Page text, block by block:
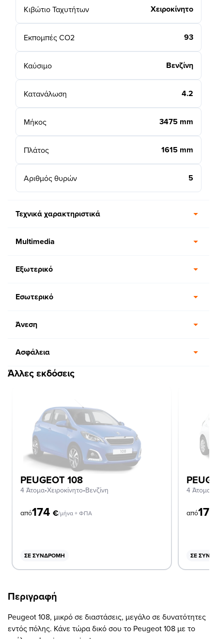
Κιβώτιο Ταχυτήτων Χειροκίνητο
Εκπομπές CO2 93
Καύσιμο Βενζίνη
Κατανάλωση 4.2
Μήκος 3475 mm
Πλάτος 1615 mm
Αριθμός θυρών 5
Τεχνικά χαρακτηριστικά
Multimedia
Εξωτερικό
Εσωτερικό
Άνεση
Ασφάλεια
Άλλες εκδόσεις
PEUGEOT 108
4 Άτομα•Χειροκίνητο•Βενζίνη
από174 €/μήνα + ΦΠΑ
ΣΕ ΣΥΝΔΡΟΜΉ
4 Άτομα
από
ΣΕ
Περιγραφή
Peugeot 108, μικρό σε διαστάσεις, μεγάλο σε δυνατότητες
εντός πόλης. Κάνε τώρα δικό σου το Peugeot 108 με το